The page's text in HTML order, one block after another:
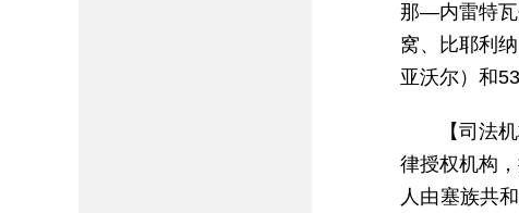
那—内雷特瓦
窝、比耶利
亚沃尔）和
【司法
律授权机构
人由塞族共